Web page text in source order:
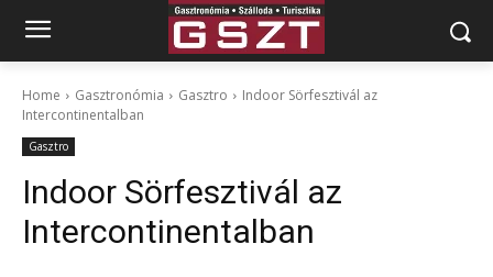
Home Gasztronómia Gasztro
Indoor Sörfesztivál az
Intercontinentalban
Gasztro
Indoor Sörfesztivál az
Intercontinentalban